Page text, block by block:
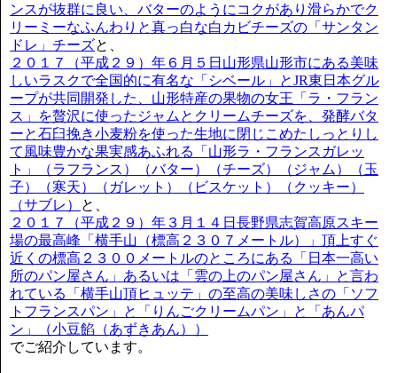
ンスが抜群に良い、バターのようにコクがあり滑らかでク
リーミーなふんわりと真っ白な白カビチーズの「サンタン
ドレ」チーズと、
２０１７（平成２９）年６月５日山形県山形市にある美味
しいラスクで全国的に有名な「シベール」とJR東日本グル
ープが共同開発した、山形特産の果物の女王「ラ・フラン
ス」を贅沢に使ったジャムとクリームチーズを、発酵バタ
ーと石臼挽き小麦粉を使った生地に閉じこめたしっとりし
て風味豊かな果実感あふれる「山形ラ・フランスガレッ
ト」（ラフランス）（バター）（チーズ）（ジャム）（玉
子）（寒天）（ガレット）（ビスケット）（クッキー）
（サブレ）
と、
２０１７（平成２９）年３月１４日長野県志賀高原スキー
場の最高峰「横手山（標高２３０７メートル）」頂上すぐ
近くの標高２３００メートルのところにある「日本一高い
所のパン屋さん」あるいは「雲の上のパン屋さん」と言わ
れている「横手山頂ヒュッテ」の至高の美味しさの「ソフ
トフランスパン」と「りんごクリームパン」と「あんパ
ン」（小豆餡（あずきあん））
でご紹介しています。